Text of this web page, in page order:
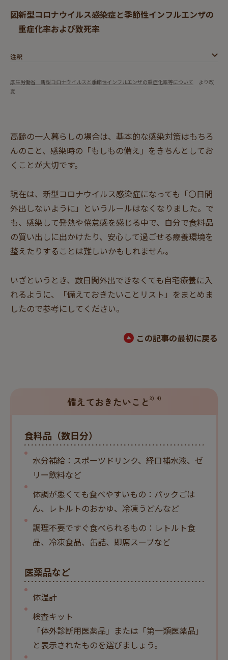
図新型コロナウイルス感染症と季節性インフルエンザの
重症化率および致死率
注釈
厚生労働省 新型コロナウイルスと季節性インフルエンザの重症化率等について より改
変
高齢の一人暮らしの場合は、基本的な感染対策はもちろ
んのこと、感染時の「もしもの備え」をきちんとしてお
くことが大切です。
現在は、新型コロナウイルス感染症になっても「〇日間
外出しないように」というルールはなくなりました。で
も、感染して発熱や倦怠感を感じる中で、自分で食料品
の買い出しに出かけたり、安心して過ごせる療養環境を
整えたりすることは難しいかもしれません。
いざというとき、数日間外出できなくても自宅療養に入
れるように、「備えておきたいことリスト」をまとめま
したので参考にしてください。
この記事の最初に戻る
備えておきたいこと 3) 4)
食料品（数日分）
水分補給：スポーツドリンク、経口補水液、ゼ
リー飲料など
体調が悪くても食べやすいもの：パックごは
ん、レトルトのおかゆ、冷凍うどんなど
調理不要ですぐ食べられるもの：レトルト食
品、冷凍食品、缶詰、即席スープなど
医薬品など
体温計
検査キット
「体外診断用医薬品」または「第一類医薬品」
と表示されたものを選びましょう。